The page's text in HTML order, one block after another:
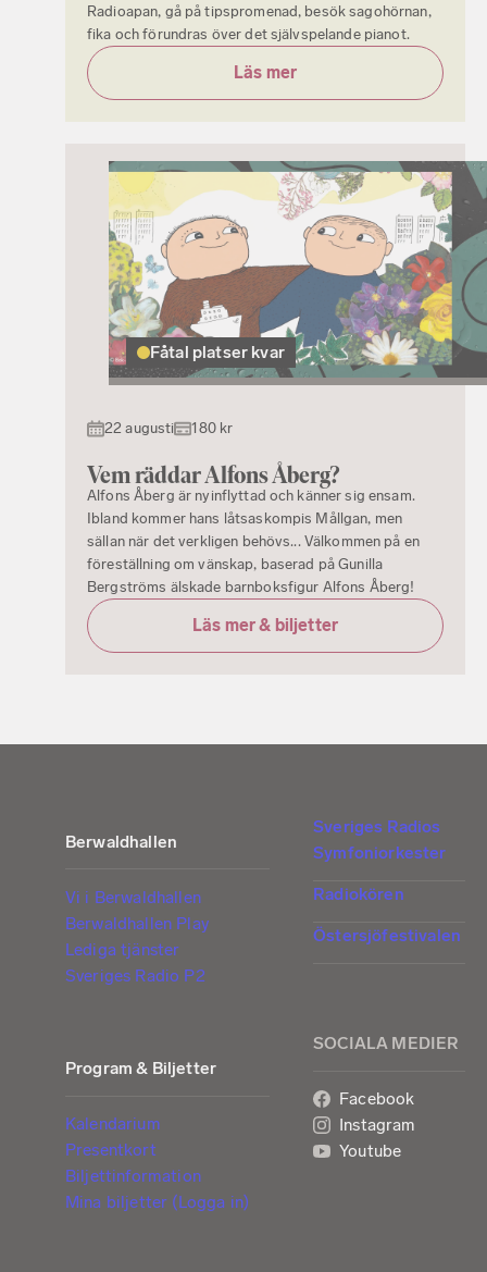
Radioapan, gå på tipspromenad, besök sagohörnan,
fika och förundras över det självspelande pianot.
Läs mer
Fåtal platser kvar
22 augusti 180 kr
Vem räddar Alfons Åberg?
Alfons Åberg är nyinflyttad och känner sig ensam.
Ibland kommer hans låtsaskompis Mållgan, men
sällan när det verkligen behövs... Välkommen på en
föreställning om vänskap, baserad på Gunilla
Bergströms älskade barnboksfigur Alfons Åberg!
Läs mer & biljetter
Berwaldhallen
Vi i Berwaldhallen
Berwaldhallen Play
Lediga tjänster
Sveriges Radio P2
Program & Biljetter
Kalendarium
Presentkort
Biljettinformation
Mina biljetter (Logga in)
Sveriges Radios
Symfoniorkester
Radiokören
Östersjöfestivalen
SOCIALA MEDIER
Facebook
Instagram
Youtube